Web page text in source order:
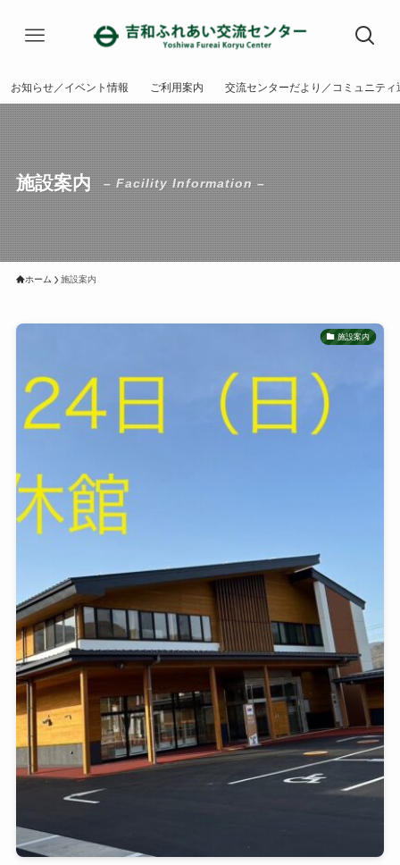
お知らせ／イベント情報 ご利用案内 交流センターだより／コミュニティ
施設案内 – Facility Information –
ホーム 施設案内
施設案内